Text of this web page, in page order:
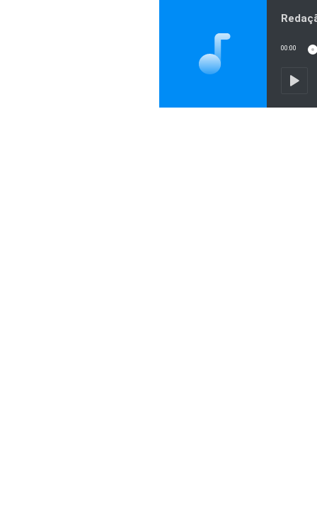
00:00